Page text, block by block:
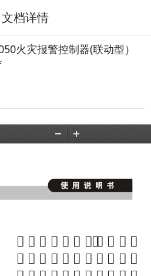
文档详情
火灾报警控制器(联动型）